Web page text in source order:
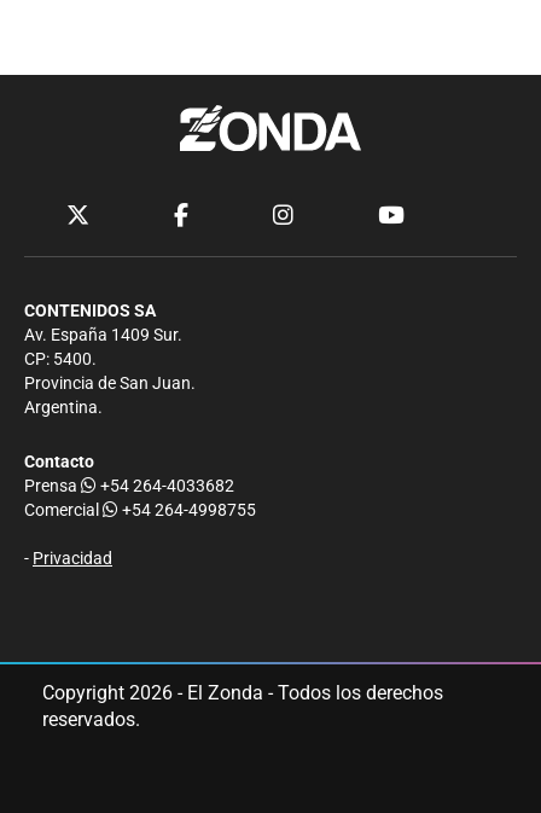
CONTENIDOS SA
Av. España 1409 Sur.
CP: 5400.
Provincia de San Juan.
Argentina.
Contacto
Prensa
+54 264-4033682
Comercial
+54 264-4998755
- Privacidad
Copyright 2026 - El Zonda - Todos los derechos
reservados.